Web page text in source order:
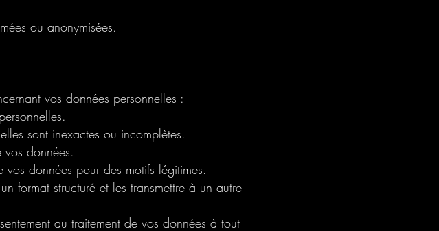
ou anonymisées.
vos données personnelles :
sont inexactes ou incomplètes.
données.
données pour des motifs légitimes.
format structuré et les transmettre à un autre
au traitement de vos données à tout